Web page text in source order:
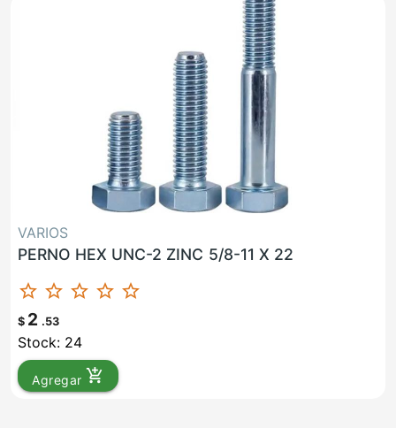
VARIOS
PERNO HEX UNC-2 ZINC 5/8-11 X 22
star_border star_border star_border star_border star_border
$ 2 .53
Stock: 24
Agregar add_shopping_cart